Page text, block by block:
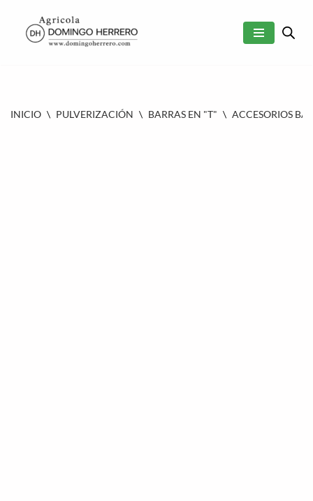
SALTAR
INICIO \ PULVERIZACIÓN \ BARRAS EN "T" \ ACCESORIOS